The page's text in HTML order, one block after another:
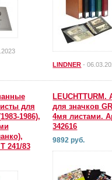
LINDNER -
для
1986),
241/83
для значков
4мя листами.
342616
9892 руб.